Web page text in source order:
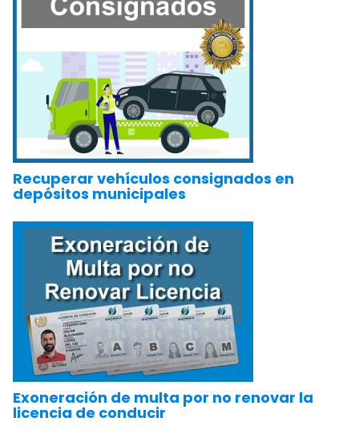
Recuperar vehículos consignados en
depósitos municipales
Exoneración de multa por no renovar la
licencia de conducir